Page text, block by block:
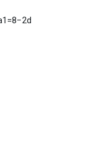
1 =8−2d